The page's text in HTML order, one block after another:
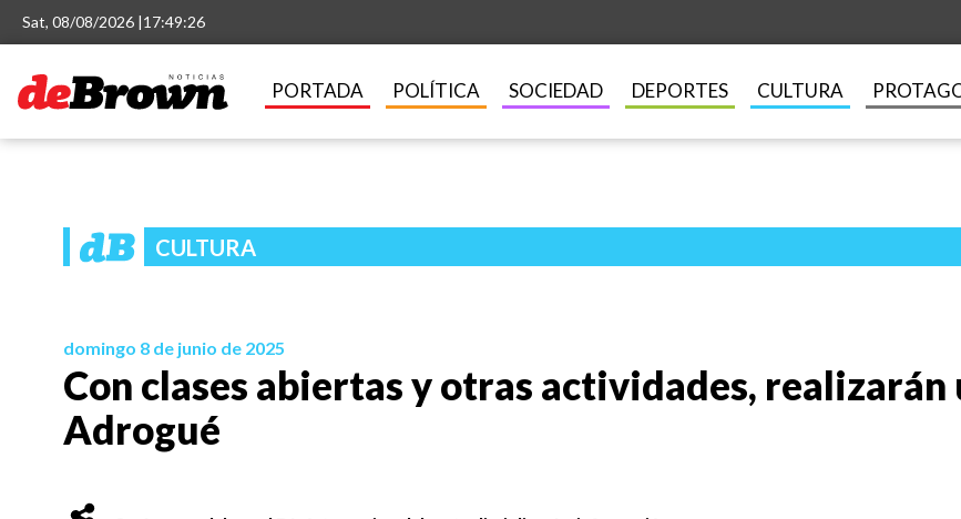
Sat, 08/08/2026 |17:49:26
PORTADA POLÍTICA SOCIEDAD DEPORTES CULTURA
CULTURA
domingo 8 de junio de 2025
Con clases abiertas y otras actividades, realizarán
Adrogué